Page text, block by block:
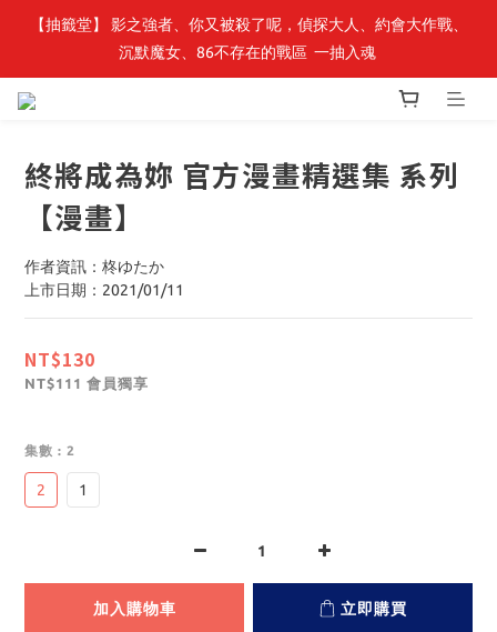
最新開賣🔥「全知讀者視角」 周邊商品
【抽籤堂】 影之強者、你又被殺了呢，偵探大人、約會大作戰、
沉默魔女、86不存在的戰區  一抽入魂
終將成為妳 官方漫畫精選集 系列
【漫畫】
作者資訊：柊ゆたか
上市日期：2021/01/11
NT$130
NT$111 會員獨享
集數 : 2
2 1
加入購物車 立即購買